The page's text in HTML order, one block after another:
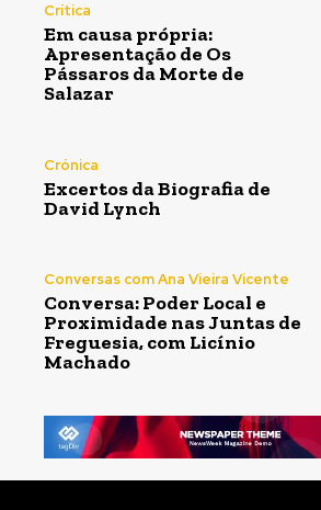
Crítica
Em causa própria:
Apresentação de Os
Pássaros da Morte de
Salazar
Crónica
Excertos da Biografia de
David Lynch
Conversas com Ana Vieira Vicente
Conversa: Poder Local e
Proximidade nas Juntas de
Freguesia, com Licínio
Machado